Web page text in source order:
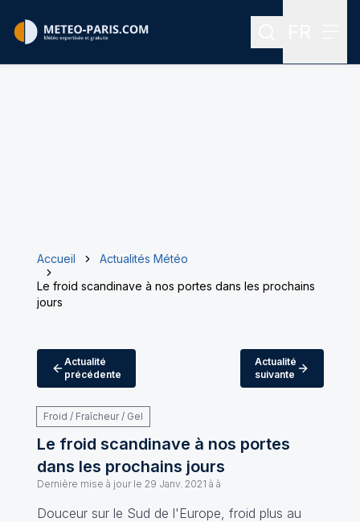
Rechercher
Accueil
Actualités Météo
Le froid scandinave à nos portes dans les prochains
jours
Actualité
précédente
Actualité
suivante
Froid / Fraîcheur / Gel
Le froid scandinave à nos portes
dans les prochains jours
Dernière mise à jour le 29 Janv. 2021 à à
Douceur sur le Sud de l'Europe, froid plus au